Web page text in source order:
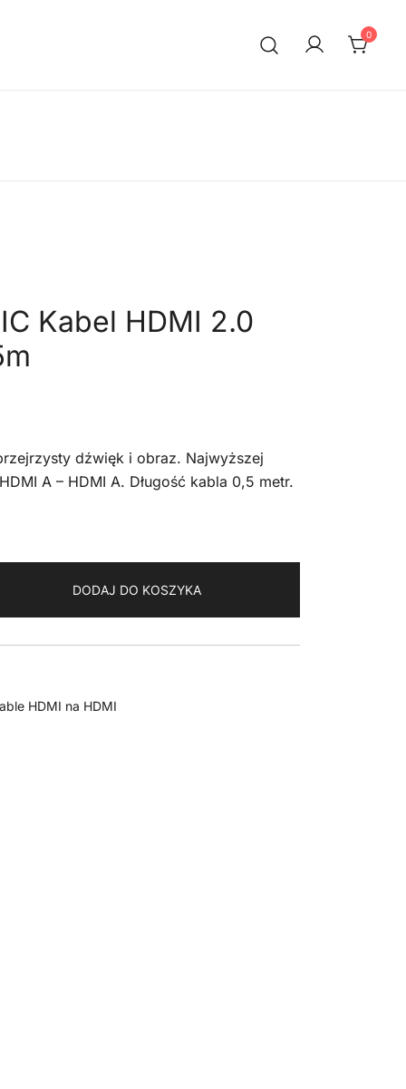
0
Kabel HDMI 2.0
dźwięk i obraz. Najwyższej
A – HDMI A. Długość kabla 0,5 metr.
DODAJ DO KOSZYKA
HDMI na HDMI